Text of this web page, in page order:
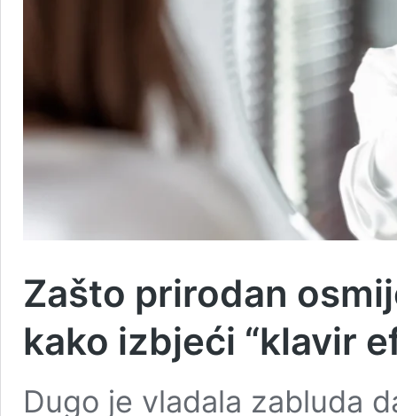
Zašto prirodan
kako izbjeći “klavir
Dugo je vladala zabluda